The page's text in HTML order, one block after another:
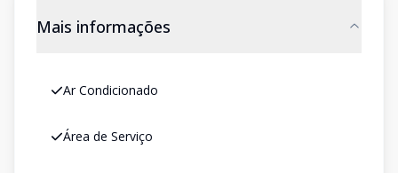
Mais informações
Ar Condicionado
Área de Serviço